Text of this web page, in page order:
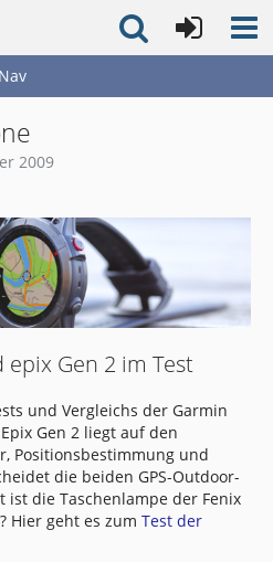
2009
Gen 2 im Test
und Vergleichs der Garmin
Gen 2 liegt auf den
Positionsbestimmung und
die beiden GPS-Outdoor-
ist die Taschenlampe der Fenix
Hier geht es zum Test der